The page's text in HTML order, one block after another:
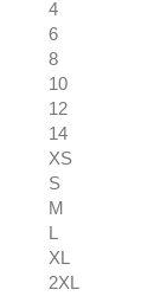
4
6
8
10
12
14
XS
S
M
L
XL
2XL